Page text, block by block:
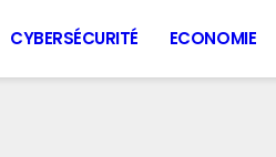
CYBERSÉCURITÉ ECONOMIE